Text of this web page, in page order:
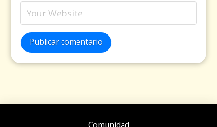
Publicar comentario
Comunidad